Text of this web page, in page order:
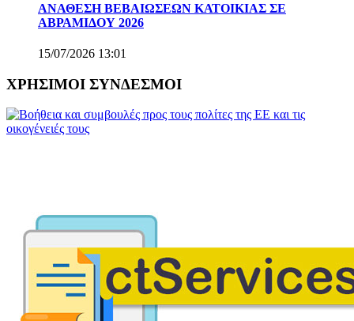
ΑΝΑΘΕΣΗ ΒΕΒΑΙΩΣΕΩΝ ΚΑΤΟΙΚΙΑΣ ΣΕ
ΑΒΡΑΜΙΔΟΥ 2026
15/07/2026 13:01
ΧΡΗΣΙΜΟΙ ΣΥΝΔΕΣΜΟΙ